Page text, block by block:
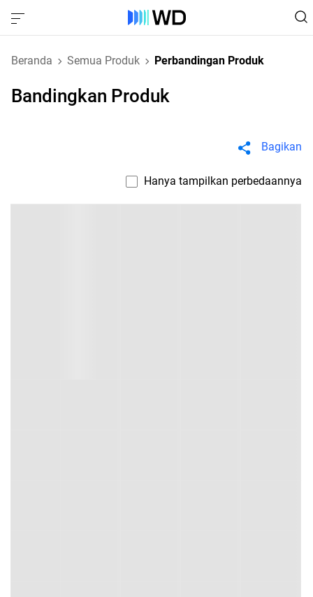
Beranda Semua Produk Perbandingan Produk
Bandingkan Produk
Bagikan
Hanya tampilkan perbedaannya